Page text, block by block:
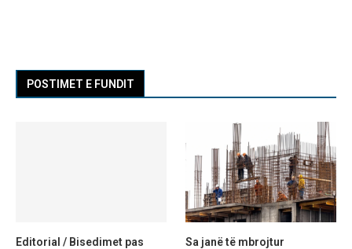
POSTIMET E FUNDIT
Editorial / Bisedimet pas
Sa janë të mbrojtur